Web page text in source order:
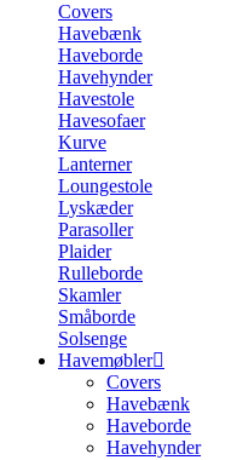
Covers
Havebænk
Haveborde
Havehynder
Havestole
Havesofaer
Kurve
Lanterner
Loungestole
Lyskæder
Parasoller
Plaider
Rulleborde
Skamler
Småborde
Solsenge
Havemøbler
Covers
Havebænk
Haveborde
Havehynder